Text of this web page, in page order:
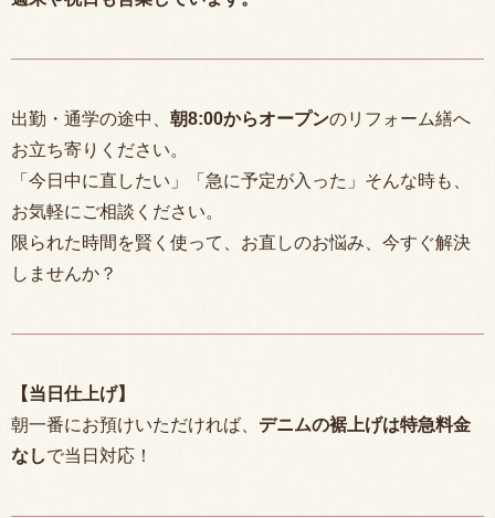
出勤・通学の途中、 朝8:00からオープンのリフォーム繕へ
お立ち寄りください。
「今日中に直したい」「急に予定が入った」そんな時も、
お気軽にご相談ください。
限られた時間を賢く使って、お直しのお悩み、今すぐ解決
しませんか？
【当日仕上げ】
朝一番にお預けいただければ、 デニムの裾上げは特急料金
なしで当日対応！